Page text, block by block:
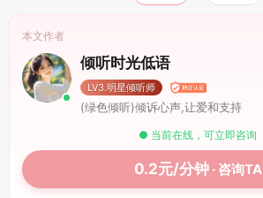
本文作者
倾听时光低语
LV3.明星倾听师
(绿色倾听)倾诉心声,让爱和支持
● 当前在线，可立即咨询
0.2元/分钟· 咨询TA